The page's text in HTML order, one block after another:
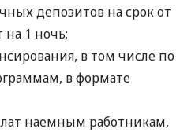
депозитов на срок от
на 1 ночь;
в том числе по
в формате
наемным работникам,